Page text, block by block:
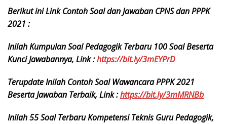
Berikut ini Link Contoh Soal dan Jawaban CPNS dan PPPK
2021 :
Inilah Kumpulan Soal Pedagogik Terbaru 100 Soal Beserta
Kunci Jawabannya, Link :https://bit.ly/3mEYPrD
Terupdate Inilah Contoh Soal Wawancara PPPK 2021
Beserta Jawaban Terbaik, Link :https://bit.ly/3mMRNBb
Inilah 55 Soal Terbaru Kompetensi Teknis Guru Pedagogik,